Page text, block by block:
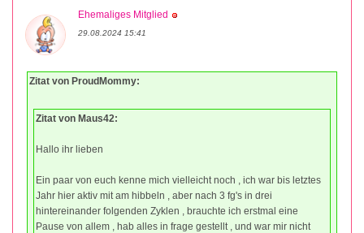
Ehemaliges Mitglied
29.08.2024 15:41
Zitat von ProudMommy:
Zitat von Maus42:
Hallo ihr lieben
Ein paar von euch kenne mich vielleicht noch , ich war bis letztes
Jahr hier aktiv mit am hibbeln , aber nach 3 fg's in drei
hintereinander folgenden Zyklen , brauchte ich erstmal eine
Pause von allem , hab alles in frage gestellt , und war mir nicht